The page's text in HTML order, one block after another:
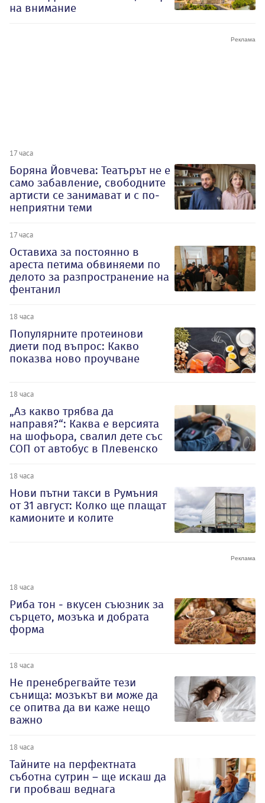
на внимание
17 часа
Боряна Йовчева: Театърът не е
само забавление, свободните
артисти се занимават и с по-
неприятни теми
17 часа
Оставиха за постоянно в
ареста петима обвиняеми по
делото за разпространение на
фентанил
18 часа
Популярните протеинови
диети под въпрос: Какво
показва ново проучване
18 часа
„Аз какво трябва да
направя?“: Каква е версията
на шофьора, свалил дете със
СОП от автобус в Плевенско
18 часа
Нови пътни такси в Румъния
от 31 август: Колко ще плащат
камионите и колите
18 часа
Риба тон - вкусен съюзник за
сърцето, мозъка и добрата
форма
18 часа
Не пренебрегвайте тези
сънища: мозъкът ви може да
се опитва да ви каже нещо
важно
18 часа
Тайните на перфектната
съботна сутрин – ще искаш да
ги пробваш веднага